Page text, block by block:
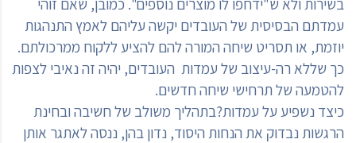
בשירות ולא ש"ידחפו לו מוצרים נוספים". כמובן, שאם זוהי
עמדתם הבסיסית של העובדים יקשה עליהם לאמץ התנהגות
יוזמת, או תסריט שיחה המורה להם להציע ללקוח ממרכולתם.
כך שללא רה-עיצוב של עמדות העובדים, יהיה זה נאיבי לצפות
להטמעה של תרחישי שיחה חדשים.
כיצד נשפיע על עמדות?בתהליך משולב של חשיבה ובחינת
הרגשות נבדוק את הנחות היסוד, נדון בהן, ננסה לאתגר אותן